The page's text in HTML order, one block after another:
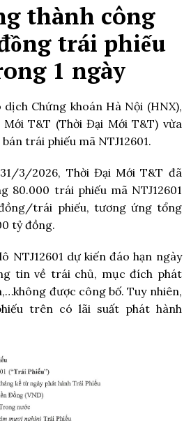
thành công
trái phiếu
1 ngày
Chứng khoán Hà Nội (HNX),
T&T (Thời Đại Mới T&T) vừa
trái phiếu mã NTJ12601.
3/2026, Thời Đại Mới T&T đã
80.000 trái phiếu mã NTJ12601
trái phiếu, tương ứng tổng
tỷ đồng.
NTJ12601 dự kiến đáo hạn ngày
tin về trái chủ, mục đích phát
được công bố. Tuy nhiên,
trên có lãi suất phát hành